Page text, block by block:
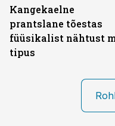
Kangekaelne
prantslane tõestas
füüsikalist nähtust
tipus